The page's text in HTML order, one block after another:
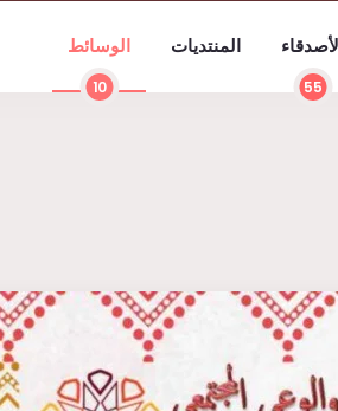
الأصدقاء
55
المنتديات الوسائط
10